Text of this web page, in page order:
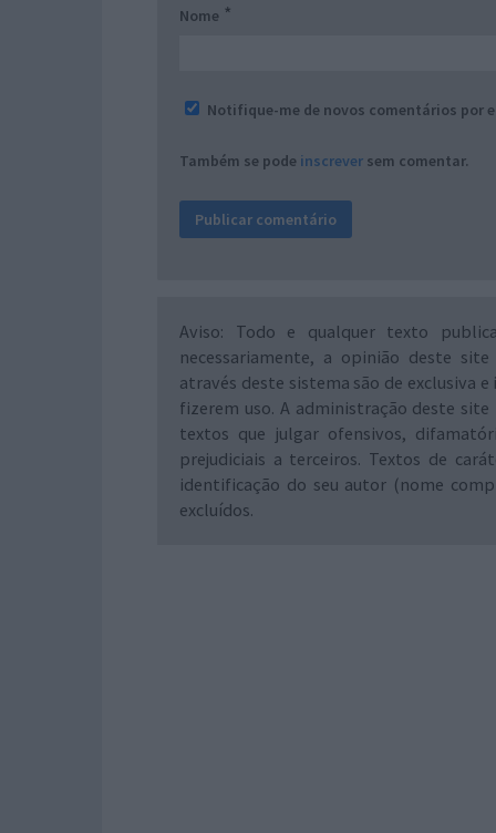
Nome *
Notifique-me de novos comentários por
Também se pode inscrever sem comentar.
Aviso: Todo e qualquer texto
necessariamente, a opinião deste
através deste sistema são de exclusiva
fizerem uso. A administração deste
textos que julgar ofensivos,
prejudiciais a terceiros. Textos de
identificação do seu autor (nome
excluídos.